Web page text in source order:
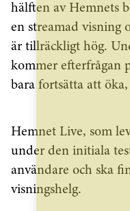
hälften av Hemnets
en streamad visning
är tillräckligt hög.
kommer efterfrågan
bara fortsätta att
Hemnet Live, som
under den initiala
användare och ska
visningshelg.